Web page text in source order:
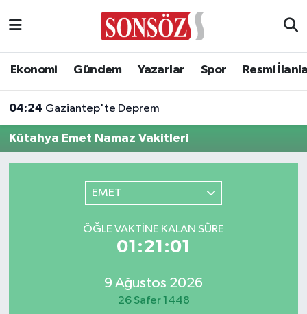
Ekonomi Gündem Yazarlar Spor Resmi
04:24 Gaziantep'te Deprem
Kütahya Emet Namaz Vakitleri
EMET
ÖĞLE VAKTINE KALAN SÜRE
01:21:01
9 Ağustos 2026
26 Safer 1448
Asayiş
Ankara Nöbetçi Eczaneler
Süper Lig Puan Durumu ve Fikstür
Tüm Manşetler